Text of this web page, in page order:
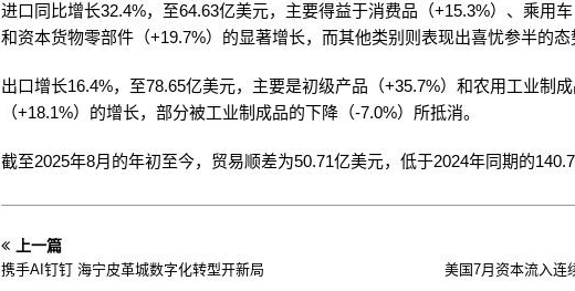
进口同比增长32.4%，至64.63亿美元，主要得益于消费品（+15.3%）、乘用车
和资本货物零部件（+19.7%）的显著增长，而其他类别则表现出喜忧参半的态
出口增长16.4%，至78.65亿美元，主要是初级产品（+35.7%）和农用工业制成
（+18.1%）的增长，部分被工业制成品的下降（-7.0%）所抵消。
截至2025年8月的年初至今，贸易顺差为50.71亿美元，低于2024年同期的
上一篇
携手AI钉钉 海宁皮革城数字化转型开新局 美国7月资本流入连